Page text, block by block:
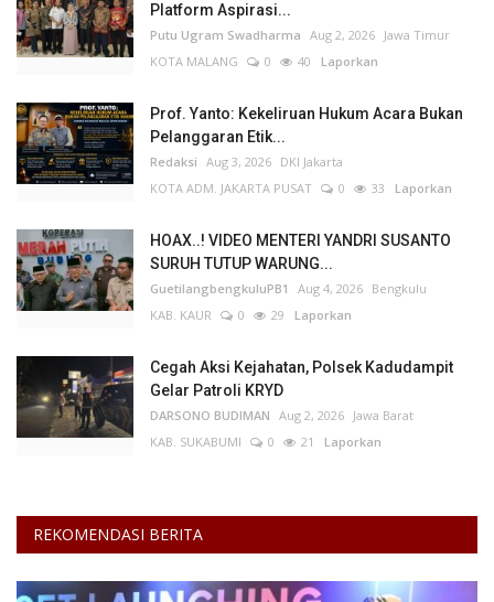
Platform Aspirasi...
Putu Ugram Swadharma Aug 2, 2026 Jawa Timur
KOTA MALANG
0 40 Laporkan
Prof. Yanto: Kekeliruan Hukum Acara Bukan
Pelanggaran Etik...
Redaksi Aug 3, 2026 DKI Jakarta
KOTA ADM. JAKARTA PUSAT
0 33 Laporkan
HOAX..! VIDEO MENTERI YANDRI SUSANTO
SURUH TUTUP WARUNG...
GuetilangbengkuluPB1 Aug 4, 2026 Bengkulu
KAB. KAUR
0 29 Laporkan
Cegah Aksi Kejahatan, Polsek Kadudampit
Gelar Patroli KRYD
DARSONO BUDIMAN Aug 2, 2026 Jawa Barat
KAB. SUKABUMI
0 21 Laporkan
REKOMENDASI BERITA